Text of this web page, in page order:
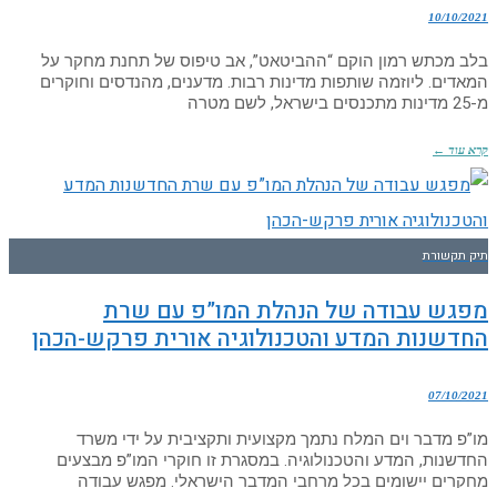
10/10/2021
בלב מכתש רמון הוקם “ההביטאט”, אב טיפוס של תחנת מחקר על
המאדים. ליוזמה שותפות מדינות רבות. מדענים, מהנדסים וחוקרים
מ-25 מדינות מתכנסים בישראל, לשם מטרה
קרא עוד ←
תיק תקשורת
מפגש עבודה של הנהלת המו”פ עם שרת
החדשנות המדע והטכנולוגיה אורית פרקש-הכהן
07/10/2021
מו”פ מדבר וים המלח נתמך מקצועית ותקציבית על ידי משרד
החדשנות, המדע והטכנולוגיה. במסגרת זו חוקרי המו”פ מבצעים
מחקרים יישומים בכל מרחבי המדבר הישראלי. מפגש עבודה